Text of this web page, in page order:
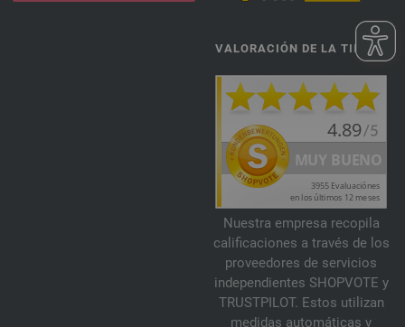
VALORACIÓN DE LA TIENDA
Nuestra empresa recopila
calificaciones a través de los
proveedores de servicios
independientes SHOPVOTE y
TRUSTPILOT. Estos utilizan
medidas automáticas y